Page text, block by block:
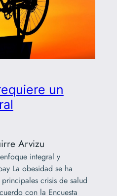
un
Arvizu
integral y
La obesidad se ha
crisis de salud
con la Encuesta